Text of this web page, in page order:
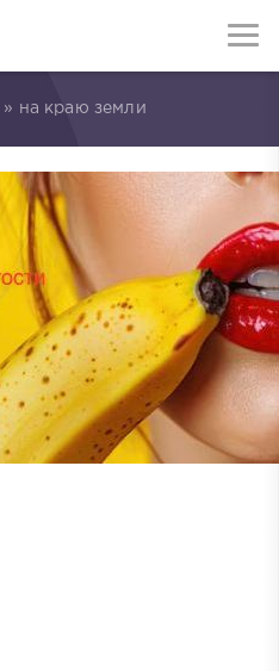
» на краю земли